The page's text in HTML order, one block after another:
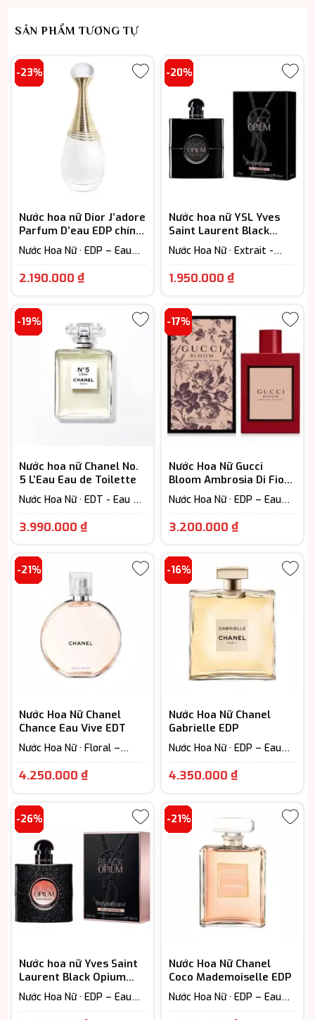
SẢN PHẨM TƯƠNG TỰ
-23%
Nước hoa nữ Dior J’adore
Parfum D’eau EDP chính
hãng
Nước Hoa Nữ · EDP – Eau
7-12h) · Floral – Hương hoa
2.190.000₫Khoảng
2.190.000 ₫
đến
3.250.000 ₫
-20%
Nước hoa nữ YSL Yves
Saint Laurent Black
Opium Le Parfum
Nước Hoa Nữ · Extrait -
12h)
1.950.000 ₫Khoảng
từ
1.950.000 ₫
đến
3.400.000 ₫
-19%
Nước hoa nữ Chanel No.
5 L’Eau Eau de Toilette
Nước Hoa Nữ · EDT - Eau De
6h) · Floral – Hương hoa cỏ
3.990.000₫Giá
là:
3.990.000 ₫.
-17%
Nước Hoa Nữ Gucci
Bloom Ambrosia Di Fiori
EDP Intense
Nước Hoa Nữ · EDP – Eau
7-12h) · Floral – Hương hoa
3.200.000 ₫Giá
tại
là:
3.200.000
-21%
Nước Hoa Nữ Chanel
Chance Eau Vive EDT
Nước Hoa Nữ · Floral –
Scent - Hương gỗ
4.250.000₫Giá
là:
4.250.000 ₫.
-16%
Nước Hoa Nữ Chanel
Gabrielle EDP
Nước Hoa Nữ · EDP – Eau
7-12h) · Floral – Hương hoa
4.350.000 ₫Giá
là:
4.350.000
-26%
Nước hoa nữ Yves Saint
Laurent Black Opium
EDP cao cấp
Nước Hoa Nữ · EDP – Eau
-21%
Nước Hoa Nữ Chanel
Coco Mademoiselle EDP
Nước Hoa Nữ · EDP – Eau